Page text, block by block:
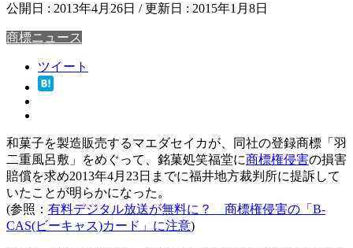
公開日 : 2013年4月26日 / 更新日 : 2015年1月8日
商標ニュース
ツイート
和菓子を製造販売するマエダセイカが、同社の登録商標「羽
二重風呂敷」をめぐって、銘菓処笑福堂に商標権侵害の損害
賠償を求め2013年4月23日までに福井地方裁判所に提訴して
いたことが明らかになった。
(参照： 有料デジタル放送が無料に？ 商標権侵害の「B-
CAS(ビーキャス)カード」に注意)